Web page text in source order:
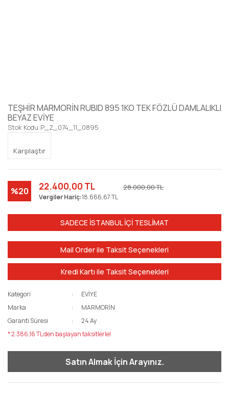
TEŞHİR MARMORİN RUBID 895 1KO TEK FÖZLÜ DAMLALIKLI
BEYAZ EVİYE
Stok Kodu:P_Z_074_11_0895
Karşılaştır
%20 22.400,00 TL
Vergiler Hariç:18.666,67 TL
28.000,00 TL
SADECE İSTANBUL İÇİ TESLİMAT
Mail Order ile Taksit Seçenekleri
Kredi Kartı ile Taksit Seçenekleri
Kategori
EVİYE
Marka
MARMORİN
Garanti Süresi
24 Ay
* 2.386,16 TL den başlayan taksitlerle!
Satın Almak İçin Arayınız.